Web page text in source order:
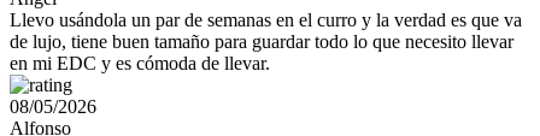
Llevo usándola un par de semanas en el curro y la verdad es que va
de lujo, tiene buen tamaño para guardar todo lo que necesito llevar
en mi EDC y es cómoda de llevar.
08/05/2026
Alfonso